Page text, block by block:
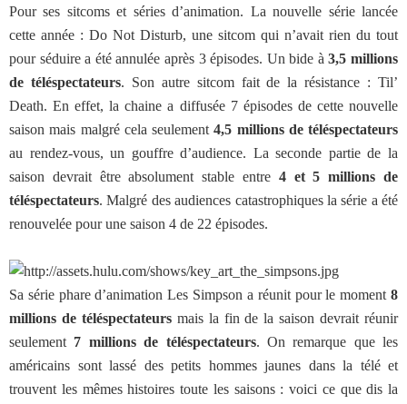
Pour ses sitcoms et séries d’animation. La nouvelle série lancée
cette année : Do Not Disturb, une sitcom qui n’avait rien du tout
pour séduire a été annulée après 3 épisodes. Un bide à3,5 millions
de téléspectateurs. Son autre sitcom fait de la résistance : Til’
Death. En effet, la chaine a diffusée 7 épisodes de cette nouvelle
saison mais malgré cela seulement4,5 millions de téléspectateurs
au rendez-vous, un gouffre d’audience. La seconde partie de la
saison devrait être absolument stable entre 4 et 5 millions de
téléspectateurs. Malgré des audiences catastrophiques la série a été
renouvelée pour une saison 4 de 22 épisodes.
Sa série phare d’animation Les Simpson a réunit pour le moment 8
millions de téléspectateursmais la fin de la saison devrait réunir
seulement 7 millions de téléspectateurs. On remarque que les
américains sont lassé des petits hommes jaunes dans la télé et
trouvent les mêmes histoires toute les saisons : voici ce que dis la